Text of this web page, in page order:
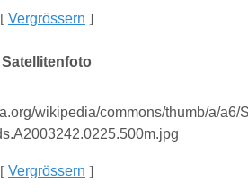
[ Vergrössern ]
Satellitenfoto
[ Vergrössern ]